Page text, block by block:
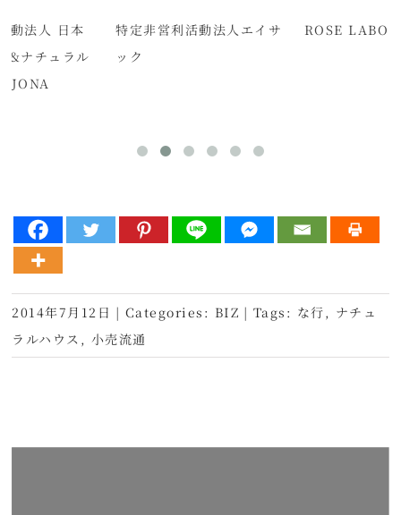
動法人 日本
&ナチュラル
JONA
特定非営利活動法人エイサ
ック
ROSE LABO
2014年7月12日 | Categories: BIZ | Tags: な行 , ナチュ
ラルハウス , 小売流通